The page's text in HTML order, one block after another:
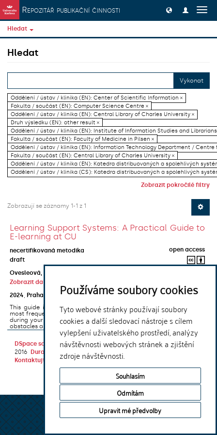
Používáme soubory cookies
Tyto webové stránky používají soubory
cookies a další sledovací nástroje s cílem
vylepšení uživatelského prostředí, analýzy
návštěvnosti webových stránek a zjištění
zdroje návštěvnosti.
Souhlasím
Odmítám
Upravit mé předvolby
Přeskočit na obsah
Repozitář publikační činnosti
Hledat
Hledat
Vykonat
Oddělení / ústav / klinika (EN): Center of Scientific Information ×
Fakulta / součást (EN): Computer Science Centre ×
Oddělení / ústav / klinika (EN): Central Library of Charles University ×
Druh výsledku (EN): other result ×
Oddělení / ústav / klinika (EN): Institute of Information Studies and
Fakulta / součást (EN): Faculty of Medicine in Pilsen ×
Oddělení / ústav / klinika (EN): Information Technology Department / Centre
Fakulta / součást (EN): Central Library of Charles University ×
Oddělení / ústav / klinika (EN): Katedra distribuovaných a spolehlivých
Oddělení / ústav / klinika (CS): Katedra distribuovaných a spolehlivých
Zobrazit pokročilé filtry
Zobrazují se záznamy 1-1 z 1
Learning Support Systems: A Practical Guide to
E-learning at CU
necertifikovaná metodika
open access
draft
Ovesleová, Hana
Zobrazit další autory
2024
Praha
Univerzita Karlova, Nakladatelství Karolinum
This guide introduces the e-learning support tools that are used
most frequently at Charles University and that you may encounter
during your studies. It will also help you to avoid the most common
obstacles associated ...
DSpace softwarecopyright © 2002-
2016
DuraSpace
Kontaktujte nás|Vyjádření názoru
Theme by